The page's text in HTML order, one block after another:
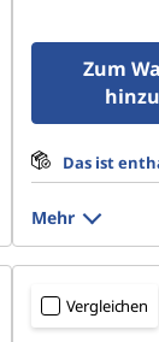
Zum
Das ist
Mehr
Vergleichen